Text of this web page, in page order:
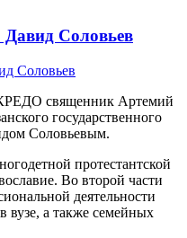
Соловьев
священник Артемий
государственного
Соловьевым.
протестантской
Во второй части
деятельности
вузе, а также семейных